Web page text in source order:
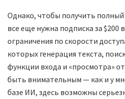
Однако, чтобы получить
все еще нужна подписка за $200
ограничения по скорости
которых генерация текста,
функции входа и «просмотра»
быть внимательным — как и у
базе ИИ, здесь возможны